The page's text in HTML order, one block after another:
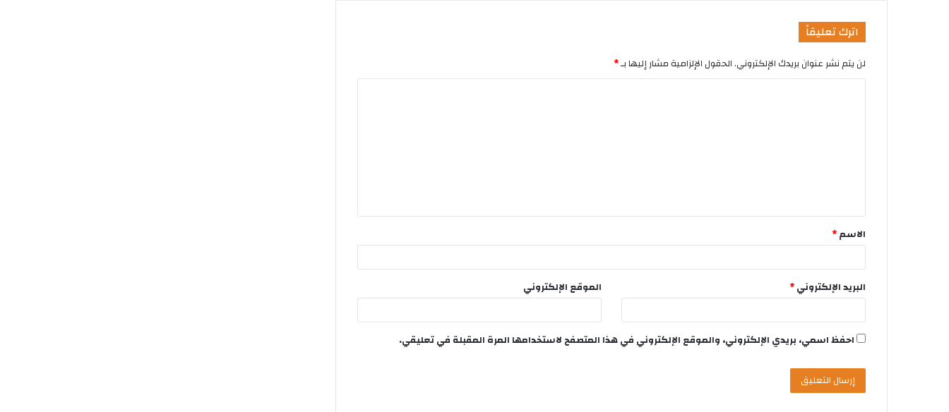
اترك تعليقاً
لن يتم نشر عنوان بريدك الإلكتروني.الحقول الإلزامية مشار إليها بـ*
الاسم*
البريد الإلكتروني* الموقع الإلكتروني
احفظ اسمي، بريدي الإلكتروني، والموقع الإلكتروني في هذا المتصفح لاستخدامها المرة المقبلة في تعليقي.